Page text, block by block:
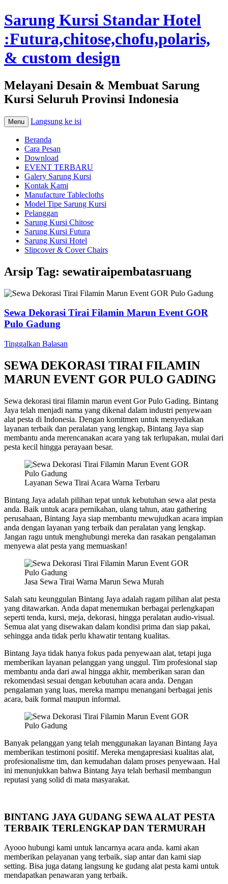
Sarung Kursi Standar Hotel
:Futura,chitose,chofu,polaris,
& custom design
Melayani Desain & Membuat Sarung
Kursi Seluruh Provinsi Indonesia
Menu Langsung ke isi
Beranda
Cara Pesan
Download
EVENT TERBARU
Galery Sarung Kursi
Kontak Kami
Manufacture Tablecloths
Model Tipe Sarung Kursi
Pelanggan
Sarung Kursi Chitose
Sarung Kursi Futura
Sarung Kursi Hotel
Slipcover & Cover Chairs
Arsip Tag: sewatiraipembatasruang
Sewa Dekorasi Tirai Filamin Marun Event GOR
Pulo Gadung
Tinggalkan Balasan
SEWA DEKORASI TIRAI FILAMIN
MARUN EVENT GOR PULO GADING
Sewa dekorasi tirai filamin marun event Gor Pulo Gading. Bintang
Jaya telah menjadi nama yang dikenal dalam industri penyewaan
alat pesta di Indonesia. Dengan komitmen untuk menyediakan
layanan terbaik dan peralatan yang lengkap, Bintang Jaya siap
membantu anda merencanakan acara yang tak terlupakan, mulai dari
pesta kecil hingga perayaan besar.
Layanan Sewa Tirai Acara Warna Terbaru
Bintang Jaya adalah pilihan tepat untuk kebutuhan sewa alat pesta
anda. Baik untuk acara pernikahan, ulang tahun, atau gathering
perusahaan, Bintang Jaya siap membantu mewujudkan acara impian
anda dengan layanan yang terbaik dan peralatan yang lengkap.
Jangan ragu untuk menghubungi mereka dan rasakan pengalaman
menyewa alat pesta yang memuaskan!
Jasa Sewa Tirai Warna Marun Sewa Murah
Salah satu keunggulan Bintang Jaya adalah ragam pilihan alat pesta
yang ditawarkan. Anda dapat menemukan berbagai perlengkapan
seperti tenda, kursi, meja, dekorasi, hingga peralatan audio-visual.
Semua alat yang disewakan dalam kondisi prima dan siap pakai,
sehingga anda tidak perlu khawatir tentang kualitas.
Bintang Jaya tidak hanya fokus pada penyewaan alat, tetapi juga
memberikan layanan pelanggan yang unggul. Tim profesional siap
membantu anda dari awal hingga akhir, memberikan saran dan
rekomendasi sesuai dengan kebutuhan acara anda. Dengan
pengalaman yang luas, mereka mampu menangani berbagai jenis
acara, baik formal maupun informal.
Banyak pelanggan yang telah menggunakan layanan Bintang Jaya
memberikan testimoni positif. Mereka mengapresiasi kualitas alat,
profesionalisme tim, dan kemudahan dalam proses penyewaan. Hal
ini menunjukkan bahwa Bintang Jaya telah berhasil membangun
reputasi yang solid di mata masyarakat.
BINTANG JAYA GUDANG SEWA ALAT PESTA
TERBAIK TERLENGKAP DAN TERMURAH
Ayooo hubungi kami untuk lancarnya acara anda. kami akan
memberikan pelayanan yang terbaik, siap antar dan kami siap
setting. Bisa juga datang langsung ke gudang alat pesta kami untuk
mendapatkan penawaran yang terbaik.